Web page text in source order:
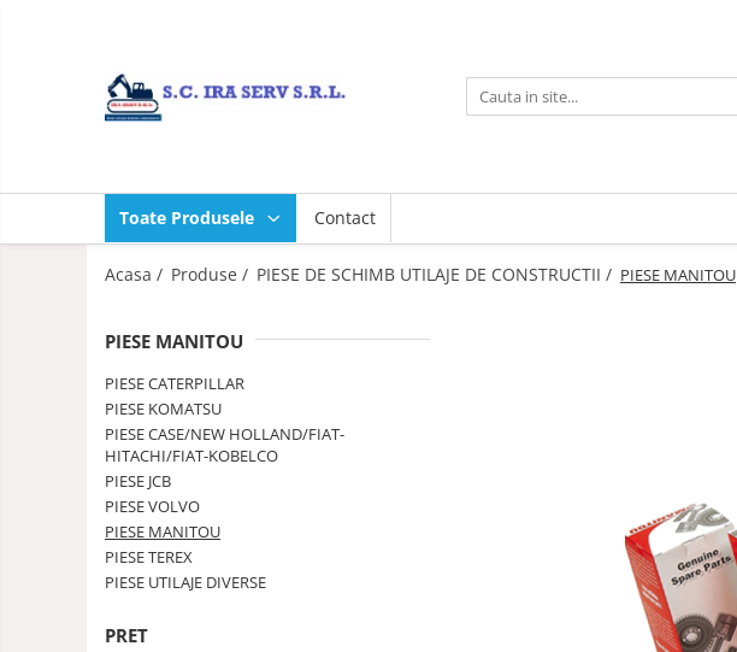
Toate Produsele
PIESE UTILAJE DIVERSE
PIESE CATERPILLAR
PIESE KOMATSU
HITACHI/FIAT-KOBELCO
PIESE VOLVO
PIESE MANITOU
PIESE TEREX
Toate Produsele Contact
Acasa / Produse / PIESE DE SCHIMB UTILAJE DE CONSTRUCTII / PIESE MANITOU
PIESE MANITOU
PIESE CATERPILLAR
PIESE KOMATSU
PIESE CASE/NEW HOLLAND/FIAT-
HITACHI/FIAT-KOBELCO
PIESE JCB
PIESE VOLVO
PIESE MANITOU
PIESE TEREX
PIESE UTILAJE DIVERSE
PRET